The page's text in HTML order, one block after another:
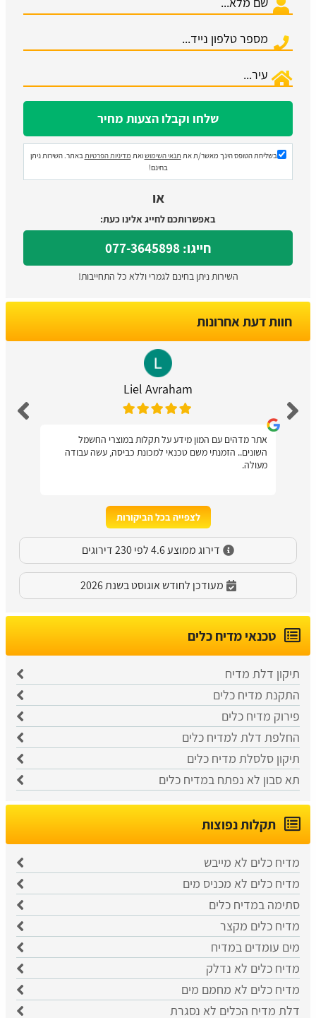
בשליחת הטופס הינך מאשר/ת את תנאי השימושואת מדיניות הפרטיות באתר. השירות ניתן
בחינם!
או
באפשרותכם לחייג אלינו כעת:
חייגו: 077-3645898
השירות ניתן בחינם לגמרי וללא כל התחייבות!
חוות דעת אחרונות
Liel Avraham
אתר מדהים עם המון מידע על תקלות במוצרי החשמל
השונים.. הזמנתי משם טכנאי למכונת כביסה, עשה עבודה
מעולה.
לצפייה בכל הביקורות
דירוג ממוצע 4.6 לפי 230 דירוגים
מעודכן לחודש אוגוסט בשנת 2026
טכנאי מדיח כלים
תיקון דלת מדיח
התקנת מדיח כלים
פירוק מדיח כלים
החלפת דלת למדיח כלים
תיקון סלסלת מדיח כלים
תא סבון לא נפתח במדיח כלים
תקלות נפוצות
מדיח כלים לא מייבש
מדיח כלים לא מכניס מים
סתימה במדיח כלים
מדיח כלים מקצר
מים עומדים במדיח
מדיח כלים לא נדלק
מדיח כלים לא מחמם מים
דלת מדיח הכלים לא נסגרת